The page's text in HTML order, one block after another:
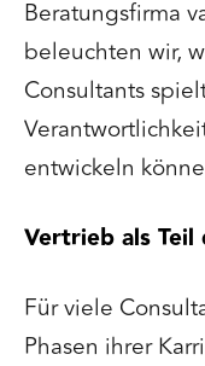
Beratungsfirma
beleuchten wir,
Consultants
entwickeln
Vertrieb als
Für viele
Phasen ihrer